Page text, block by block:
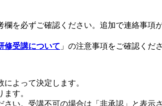
を必ずご確認ください。追加で連絡事
修受講について 」の注意事項をご確認くださ
よって決定します。
す。
い。受講不可の場合は「非承認」と表示